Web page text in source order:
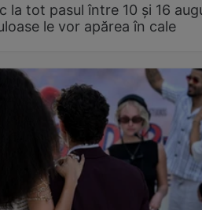
la tot pasul între 10 și 16
le vor apărea în cale